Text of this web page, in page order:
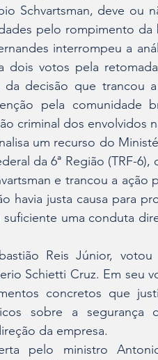
Schvartsman, deve ou
pelo rompimento
interrompeu a
dois votos pela
da decisão que trancou
pela comunidade
criminal dos envolvidos
um recurso do
da 6ª Região (TRF-
e trancou a ação
havia justa causa para
uma conduta
Reis Júnior,
Schietti Cruz. Em seu
concretos que
sobre a
da empresa.
pelo ministro